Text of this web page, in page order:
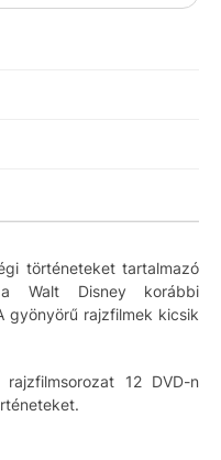
történeteket tartalmazó
a Walt Disney korábbi
gyönyörű rajzfilmek kicsik
12 DVD-n